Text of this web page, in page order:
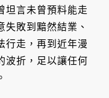
坦言未曾預料能走
失敗到黯然結業、
行走，再到近年漫
波折，足以讓任何